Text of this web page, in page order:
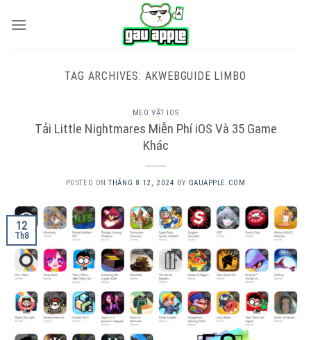
TAG ARCHIVES: AKWEBGUIDE LIMBO
MẸO VẶT IOS
Tải Little Nightmares Miễn Phí iOS Và 35 Game
Khác
POSTED ONTHÁNG 8 12, 2024 BY GAUAPPLE.COM
12
Th8